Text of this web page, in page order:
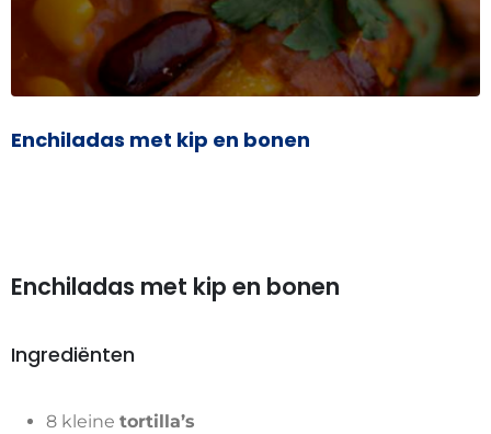
Enchiladas met kip en bonen
Enchiladas met kip en bonen
Ingrediënten
8 kleine tortilla’s